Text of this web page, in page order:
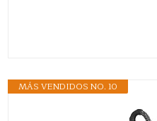
MÁS VENDIDOS NO. 10